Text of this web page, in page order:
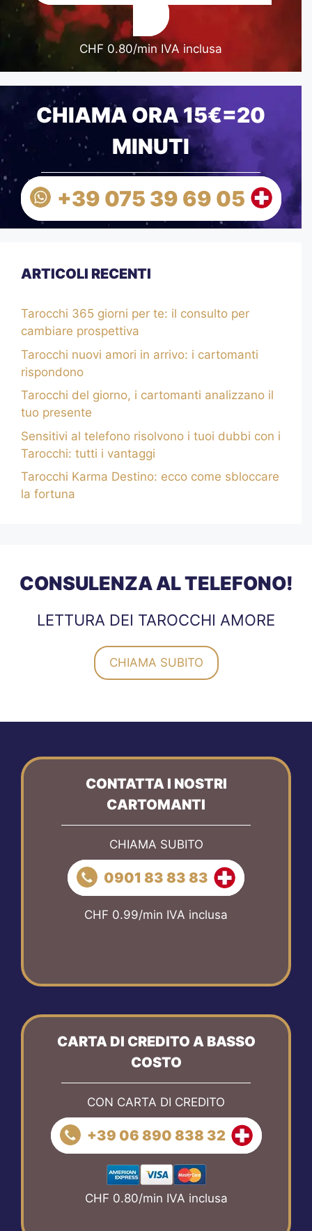
CHF 0.80/min IVA inclusa
CHIAMA ORA 15€=20
MINUTI
+39 075 39 69 05
ARTICOLI RECENTI
Tarocchi 365 giorni per te: il consulto per
cambiare prospettiva
Tarocchi nuovi amori in arrivo: i cartomanti
rispondono
Tarocchi del giorno, i cartomanti analizzano il
tuo presente
Sensitivi al telefono risolvono i tuoi dubbi con i
Tarocchi: tutti i vantaggi
Tarocchi Karma Destino: ecco come sbloccare
la fortuna
CONSULENZA AL TELEFONO!
LETTURA DEI TAROCCHI AMORE
CHIAMA SUBITO
CONTATTA I NOSTRI
CARTOMANTI
CHIAMA SUBITO
0901 83 83 83
CHF 0.99/min IVA inclusa
CARTA DI CREDITO A BASSO
COSTO
CON CARTA DI CREDITO
+39 06 890 838 32
CHF 0.80/min IVA inclusa